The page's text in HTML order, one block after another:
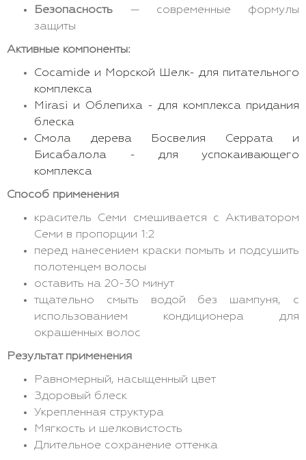
Безопасность — современные формулы
защиты
Активные компоненты:
Cocamide и Морской Шелк- для питательного
комплекса
Mirasi и Облепиха - для комплекса придания
блеска
Смола дерева Босвелия Серрата и
Бисабалола - для успокаивающего
комплекса
Способ применения
краситель Семи смешивается с Активатором
Семи в пропорции 1:2
перед нанесением краски помыть и подсушить
полотенцем волосы
оставить на 20-30 минут
тщательно смыть водой без шампуня, с
использованием кондиционера для
окрашенных волос
Результат применения
Равномерный, насыщенный цвет
Здоровый блеск
Укрепленная структура
Мягкость и шелковистость
Длительное сохранение оттенка